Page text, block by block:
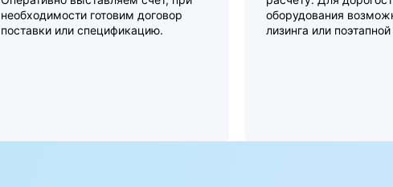
необходимости готовим договор
поставки или спецификацию.
оборудования
лизинга или